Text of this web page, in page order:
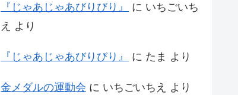
『じゃあじゃあびりびり』 に いちごいち
え
より
『じゃあじゃあびりびり』 に たま より
金メダルの運動会 に いちごいちえ より